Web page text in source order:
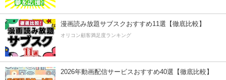
漫画読み放題サブスクおすすめ11選【徹底比較】
オリコン顧客満足度ランキング
2026年動画配信サービスおすすめ40選【徹底比較】